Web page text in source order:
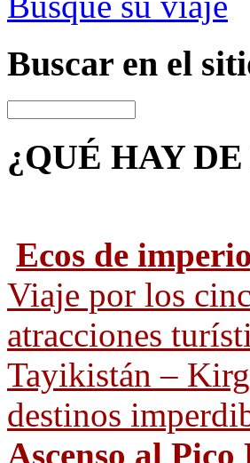
Buscar en el
¿QUÉ HAY
Ecos de
Viaje por los
atracciones
Tayikistán –
destinos
Ascenso al